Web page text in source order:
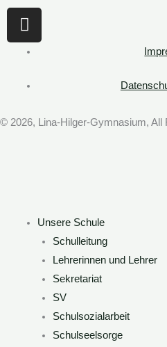
I
n
s
a
r
© 2026, Lina-Hilger-Gymnasium, All
Unsere Schule
Schulleitung
Lehrerinnen und Lehrer
Sekretariat
SV
Schulsozialarbeit
Schulseelsorge